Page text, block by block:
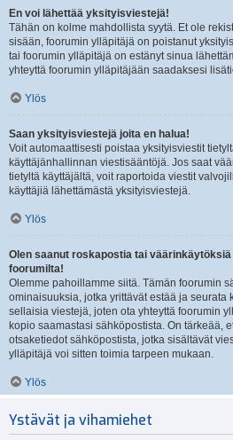
En voi lähettää yksityisviestejä!
Tähän on kolme mahdollista syytä. Et ole
sisään, foorumin ylläpitäjä on poistanut
tai foorumin ylläpitäjä on estänyt sinua
yhteyttä foorumin ylläpitäjään saadaksesi
Ylös
Saan yksityisviestejä joita en halua!
Voit automaattisesti poistaa yksityisviestit
käyttäjänhallinnan viestisääntöjä. Jos saat
tietyltä käyttäjältä, voit raportoida viestit
käyttäjiä lähettämästä yksityisviestejä.
Ylös
Olen saanut roskapostia tai
foorumilta!
Olemme pahoillamme siitä. Tämän foorumin
ominaisuuksia, jotka yrittävät estää ja seurata
sellaisia viestejä, joten ota yhteyttä foorumin
kopio saamastasi sähköpostista. On tärkeää,
otsaketiedot sähköpostista, jotka sisältävät
ylläpitäjä voi sitten toimia tarpeen mukaan.
Ylös
Ystävät ja vihamiehet